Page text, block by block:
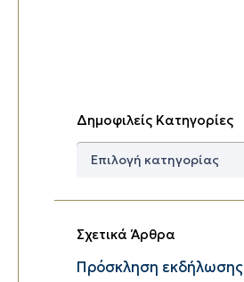
Δημοφιλείς Κατηγορίες
Δημοφιλείς
Σχετικά Άρθρα
Πρόσκληση εκδήλωσης